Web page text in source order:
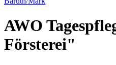
AWO
Försterei"